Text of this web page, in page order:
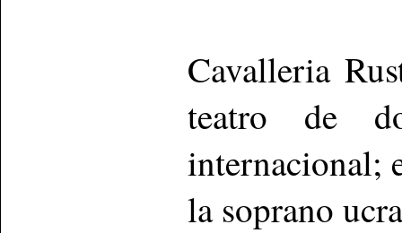
Cavalleria
teatro de
internacional;
la soprano